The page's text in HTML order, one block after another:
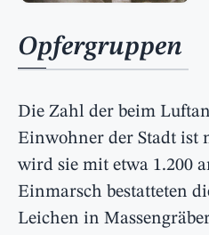
Opfergruppen
Die Zahl der beim
Einwohner der Stadt ist
wird sie mit etwa 1.200
Einmarsch bestatteten
Leichen in